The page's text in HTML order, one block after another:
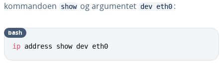
kommandoen
show og argumentet dev eth0 :
ip address show dev eth0
bash